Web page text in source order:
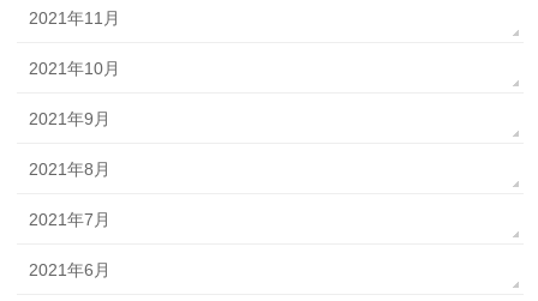
2021年11月
2021年10月
2021年9月
2021年8月
2021年7月
2021年6月